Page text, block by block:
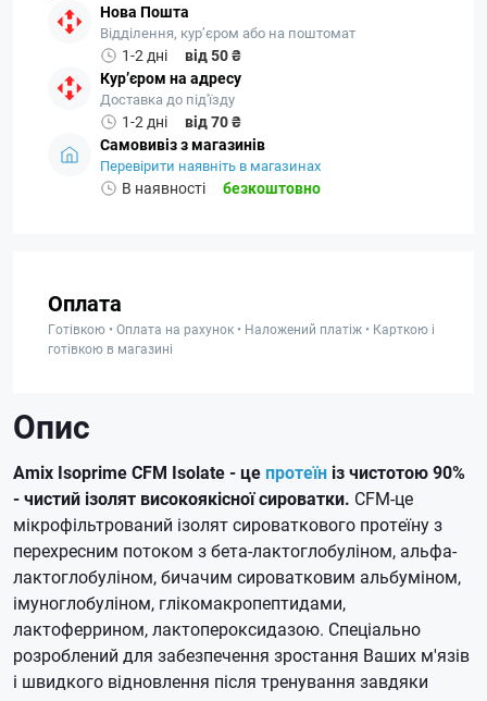
Нова Пошта
Відділення, кур’єром або на поштомат
1-2 дні
від 50 ₴
Кур’єром на адресу
Доставка до під'їзду
1-2 дні
від 70 ₴
Самовивіз з магазинів
Перевірити наявніть в магазинах
В наявності безкоштовно
Оплата
Готівкою • Оплата на рахунок • Наложений платіж • Карткою і
готівкою в магазині
Опис
Amix Isoprime CFM Isolate - цепротеїн із чистотою 90%
- чистий ізолят високоякісної сироватки. CFM-це
мікрофільтрований ізолят сироваткового протеїну з
перехресним потоком з бета-лактоглобуліном, альфа-
лактоглобуліном, бичачим сироватковим альбуміном,
імуноглобуліном, глікомакропептидами,
лактоферрином, лактопероксидазою. Спеціально
розроблений для забезпечення зростання Ваших м'язів
і швидкого відновлення після тренування завдяки